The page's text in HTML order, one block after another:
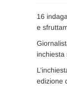
16
e
inchiesta
edizione